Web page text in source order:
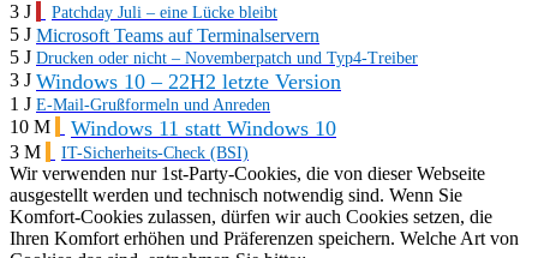
3 J Patchday Juli – eine Lücke bleibt
5 J Microsoft Teams auf Terminalservern
5 J Drucken oder nicht – Novemberpatch und Typ4-Treiber
3 J Windows 10 – 22H2 letzte Version
1 J E-Mail-Grußformeln und Anreden
10 M Windows 11 statt Windows 10
3 M IT-Sicherheits-Check (BSI)
Wir verwenden nur 1st-Party-Cookies, die von dieser Webseite
ausgestellt werden und technisch notwendig sind. Wenn Sie
Komfort-Cookies zulassen, dürfen wir auch Cookies setzen, die
Ihren Komfort erhöhen und Präferenzen speichern. Welche Art von